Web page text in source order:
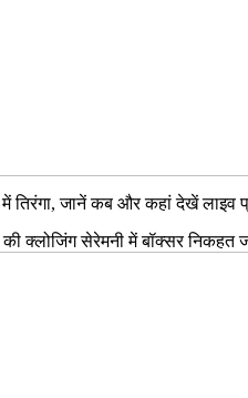
तिरंगा, जानें कब और कहां देखें लाइव
क्लोजिंग सेरेमनी में बॉक्सर